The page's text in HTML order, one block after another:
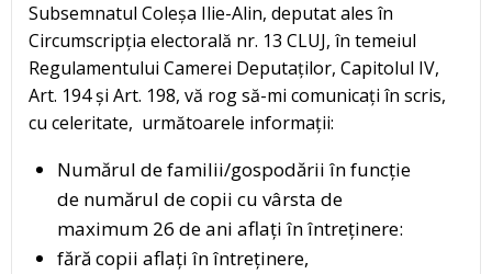
Subsemnatul Coleșa Ilie-Alin, deputat ales în
Circumscripția electorală nr. 13 CLUJ, în temeiul
Regulamentului Camerei Deputaților, Capitolul IV,
Art. 194 și Art. 198, vă rog să-mi comunicați în scris,
cu celeritate, următoarele informații:
Numărul de familii/gospodării în funcție
de numărul de copii cu vârsta de
maximum 26 de ani aflați în întreținere:
fără copii aflați în întreținere,